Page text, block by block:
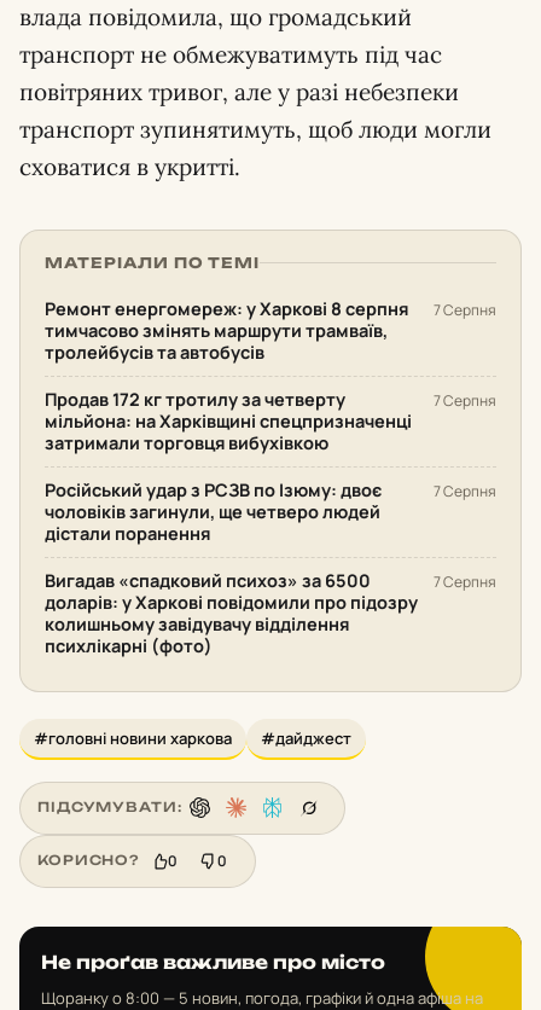
влада повідомила, що громадський
транспорт не обмежуватимуть під час
повітряних тривог, але у разі небезпеки
транспорт зупинятимуть, щоб люди могли
сховатися в укритті.
МАТЕРІАЛИ ПО ТЕМІ
Ремонт енергомереж: у Харкові 8 серпня
тимчасово змінять маршрути трамваїв,
тролейбусів та автобусів
7 Серпня
Продав 172 кг тротилу за четверту
мільйона: на Харківщині спецпризначенці
затримали торговця вибухівкою
7 Серпня
Російський удар з РСЗВ по Ізюму: двоє
чоловіків загинули, ще четверо людей
дістали поранення
7 Серпня
Вигадав «спадковий психоз» за 6500
доларів: у Харкові повідомили про підозру
колишньому завідувачу відділення
психлікарні (фото)
7 Серпня
#головні новини харкова #дайджест
ПІДСУМУВАТИ:
КОРИСНО? 0 0
Не проґав важливе про місто
Щоранку о 8:00 — 5 новин, погода, графіки й одна афіша на